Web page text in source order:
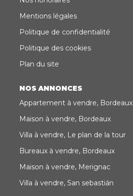
Mentions légales
Politique de confidentialité
Politique des cookies
Plan du site
NOS ANNONCES
Appartement à vendre, Bordeaux
Maison à vendre, Bordeaux
Villa à vendre, Le plan de la tour
Bureaux à vendre, Bordeaux
Maison à vendre, Merignac
Villa à vendre, San sebastián